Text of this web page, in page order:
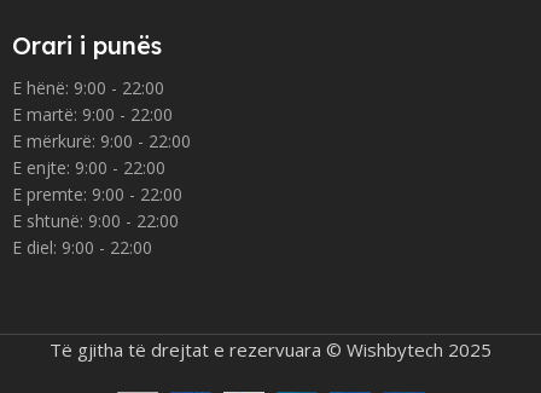
Orari i punës
E hënë: 9:00 - 22:00
E martë: 9:00 - 22:00
E mërkurë: 9:00 - 22:00
E enjte: 9:00 - 22:00
E premte: 9:00 - 22:00
E shtunë: 9:00 - 22:00
E diel: 9:00 - 22:00
Të gjitha të drejtat e rezervuara © Wishbytech 2025